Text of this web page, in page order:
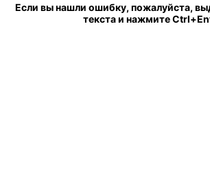
Если вы нашли ошибку, пожалуйста,
текста и нажмите